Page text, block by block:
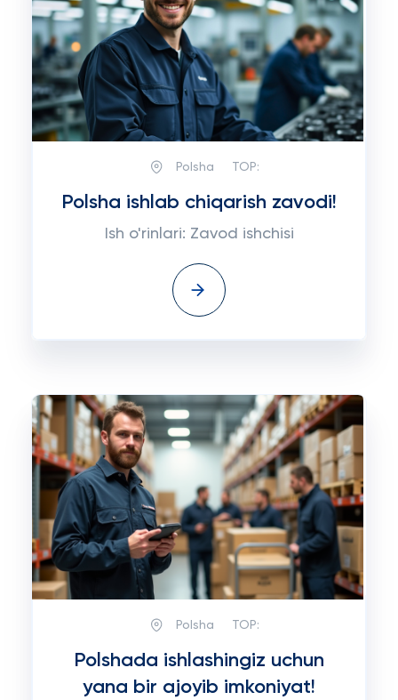
Polsha TOP:
Polsha ishlab chiqarish zavodi!
Ish o'rinlari: Zavod ishchisi
Polsha TOP:
Polshada ishlashingiz uchun
yana bir ajoyib imkoniyat!